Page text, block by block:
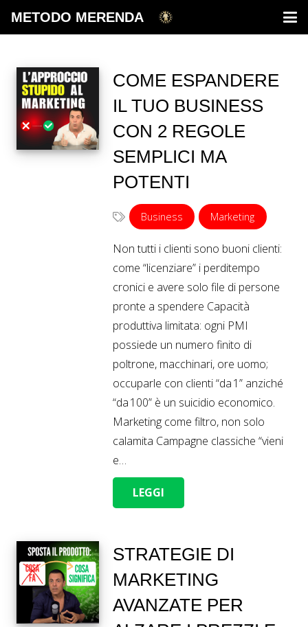
METODO MERENDA
COME ESPANDERE
IL TUO BUSINESS
CON 2 REGOLE
SEMPLICI MA
POTENTI
Business Marketing
Non tutti i clienti sono buoni clienti:
come “licenziare” i perditempo
cronici e avere solo file di persone
pronte a spendere Capacità
produttiva limitata: ogni PMI
possiede un numero finito di
poltrone, macchinari, ore uomo;
occuparle con clienti “da 1” anziché
“da 100” è un suicidio economico.
Marketing come filtro, non solo
calamita Campagne classiche “vieni
e…
LEGGI
STRATEGIE DI
MARKETING
AVANZATE PER